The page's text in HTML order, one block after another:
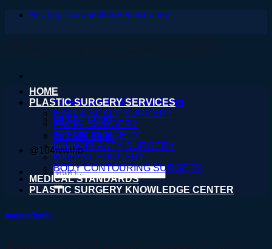
ข้าม
Strategic Acquisition Opportunity
nareeratsale936@gmail.com
08:00 - 17:00
061 590 6036
@104wwihb
ค้นหา:
HOME
PLASTIC SURGERY SERVICES
HAIR & SCALP SURGERY
FACIAL SURGERY
EYELID SURGERY
RHINOPLASTY SURGERY
BREAST SURGERY
BODY CONTOURING SURGERY
MEDICAL STANDARDS
PLASTIC SURGERY KNOWLEDGE CENTER
ศัลยกรรมใบหน้า